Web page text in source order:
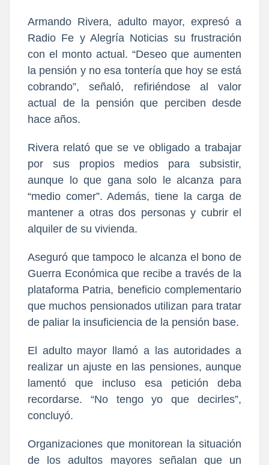
Armando Rivera, adulto mayor, expresó a
Radio Fe y Alegría Noticias su frustración
con el monto actual. “Deseo que aumenten
la pensión y no esa tontería que hoy se está
cobrando”, señaló, refiriéndose al valor
actual de la pensión que perciben desde
hace años.
Rivera relató que se ve obligado a trabajar
por sus propios medios para subsistir,
aunque lo que gana solo le alcanza para
“medio comer”. Además, tiene la carga de
mantener a otras dos personas y cubrir el
alquiler de su vivienda.
Aseguró que tampoco le alcanza el bono de
Guerra Económica que recibe a través de la
plataforma Patria, beneficio complementario
que muchos pensionados utilizan para tratar
de paliar la insuficiencia de la pensión base.
El adulto mayor llamó a las autoridades a
realizar un ajuste en las pensiones, aunque
lamentó que incluso esa petición deba
recordarse. “No tengo yo que decirles”,
concluyó.
Organizaciones que monitorean la situación
de los adultos mayores señalan que un